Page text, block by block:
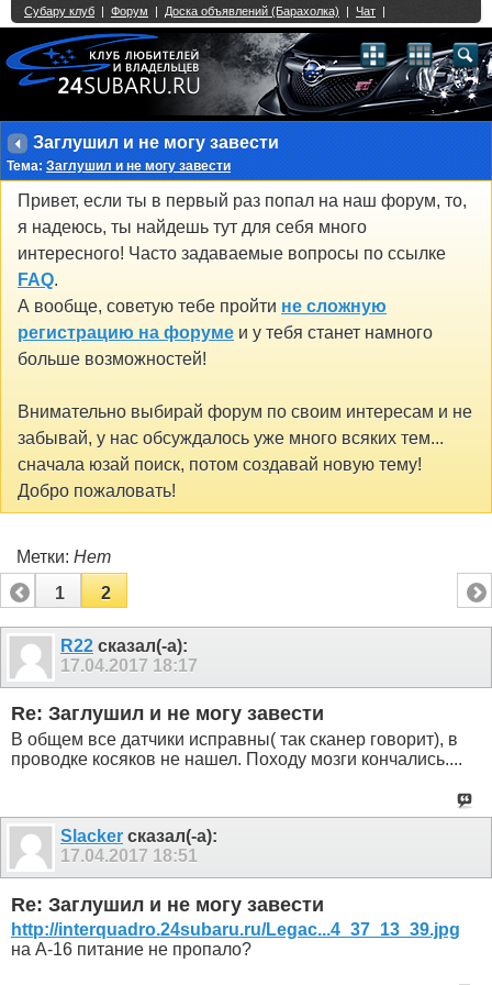
Заглушил и не могу завести
Тема: Заглушил и не могу завести
Привет, если ты в первый раз попал на наш форум, то,
я надеюсь, ты найдешь тут для себя много
интересного! Часто задаваемые вопросы по ссылке
FAQ.
А вообще, советую тебе пройти не сложную
регистрацию на форуме и у тебя станет намного
больше возможностей!
Внимательно выбирай форум по своим интересам и не
забывай, у нас обсуждалось уже много всяких тем...
сначала юзай поиск, потом создавай новую тему!
Добро пожаловать!
Метки: Нет
1
2
R22 сказал(-а):
17.04.2017 18:17
Re: Заглушил и не могу завести
В общем все датчики исправны( так сканер говорит), в
проводке косяков не нашел. Походу мозги кончались....
Slacker сказал(-а):
17.04.2017 18:51
Re: Заглушил и не могу завести
http://interquadro.24subaru.ru/Legac...4_37_13_39.jpg
на А-16 питание не пропало?
Single Sign On provided byvBSSO
2 3 4 5 6 7 8 9 10 11 12 13 14 15 16 17 18 21 22 23 24 25 26
27 28 29 30 31 32 33 34 35 36 37 38 39 40 41 42 43